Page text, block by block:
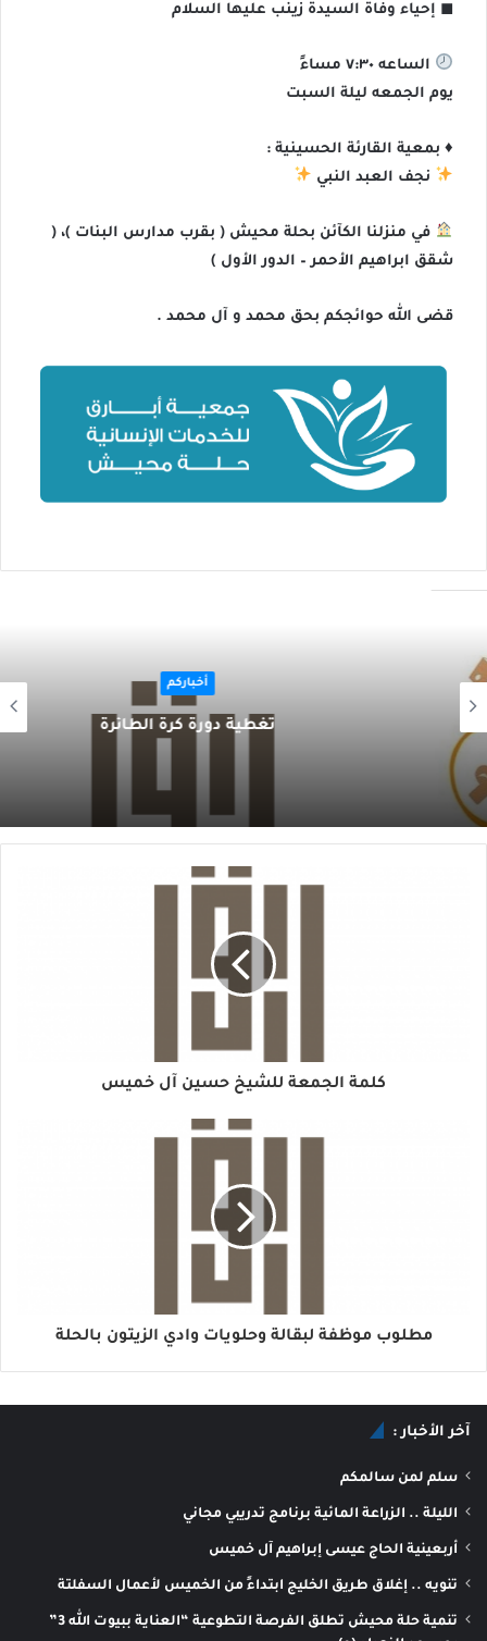
◼ إحياء وفاة السيدة زينب عليها السلام
الساعه ٧:٣٠ مساءً
يوم الجمعه ليلة السبت
♦ بمعية القارئة الحسينية :
نجف العبد النبي
في منزلنا الكآئن بحلة محيش ( بقرب مدارس البنات )، (
شقق ابراهيم الأحمر – الدور الأول )
قضى الله حوائجكم بحق محمد و آل محمد .
تغطية دورة كرة الطائرة
كلمة الجمعة للشيخ حسين آل خميس
مطلوب موظفة لبقالة وحلويات وادي الزيتون بالحلة
آخر الأخبار :
سلم لمن سالمكم
الليلة .. الزراعة المائية برنامج تدريبي مجاني
أربعينية الحاج عيسى إبراهيم آل خميس
تنويه .. إغلاق طريق الخليج ابتداءً من الخميس لأعمال السفلتة
تنمية حلة محيش تطلق الفرصة التطوعية “العناية ببيوت الله 3”